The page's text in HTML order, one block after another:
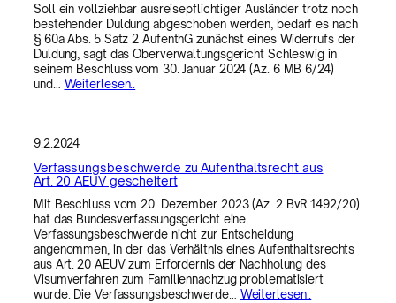
Soll ein vollziehbar ausreisepflichtiger Ausländer trotz noch
bestehender Duldung abgeschoben werden, bedarf es nach
§ 60a Abs. 5 Satz 2 AufenthG zunächst eines Widerrufs der
Duldung, sagt das Oberverwaltungsgericht Schleswig in
seinem Beschluss vom 30. Januar 2024 (Az. 6 MB 6/24)
und… Weiterlesen..
9.2.2024
Verfassungsbeschwerde zu Aufenthaltsrecht aus
Art. 20 AEUV gescheitert
Mit Beschluss vom 20. Dezember 2023 (Az. 2 BvR 1492/20)
hat das Bundesverfassungsgericht eine
Verfassungsbeschwerde nicht zur Entscheidung
angenommen, in der das Verhältnis eines Aufenthaltsrechts
aus Art. 20 AEUV zum Erfordernis der Nachholung des
Visumverfahren zum Familiennachzug problematisiert
wurde. Die Verfassungsbeschwerde… Weiterlesen..